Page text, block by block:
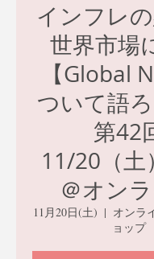
インフレ
世界市場
【Global
ついて語ろ
第42
11/20（土
＠オン
11月20日(土)
  |
オンラ
ョップ